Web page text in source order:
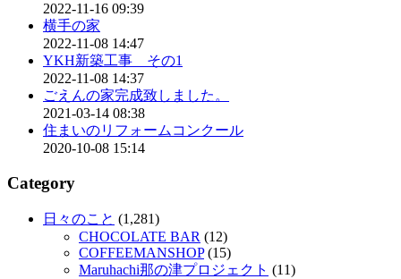
2022-11-16 09:39
横手の家
2022-11-08 14:47
YKH新築工事 その1
2022-11-08 14:37
ごえんの家完成致しました。
2021-03-14 08:38
住まいのリフォームコンクール
2020-10-08 15:14
Category
日々のこと (1,281)
CHOCOLATE BAR (12)
COFFEEMANSHOP(15)
Maruhachi那の津プロジェクト (11)